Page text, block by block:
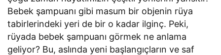
Bebek şampuanı gibi masum bir objenin rüya
tabirlerindeki yeri de bir o kadar ilginç. Peki,
rüyada bebek şampuanı görmek ne anlama
geliyor? Bu, aslında yeni başlangıçların ve saf